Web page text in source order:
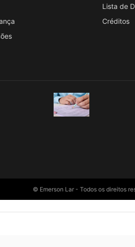
Lista de
Créditos
© Emerson Lar - Todos os direitos